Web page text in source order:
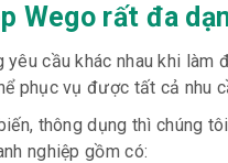
Wego rất đa
cầu khác nhau khi
phục vụ được tất cả nhu
thông dụng thì chúng
nghiệp gồm có: